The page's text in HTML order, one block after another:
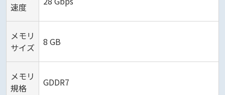
速度
メモリ
サイズ
8 GB
メモリ
規格
GDDR7